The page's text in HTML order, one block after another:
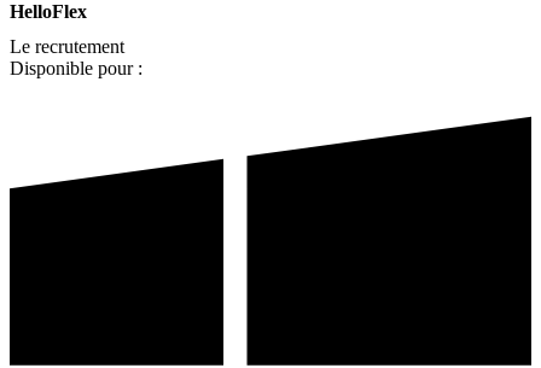
HelloFlex
Le recrutement
Disponible pour :